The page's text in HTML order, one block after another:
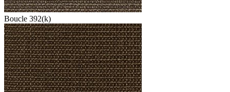
Boucle 392(k)